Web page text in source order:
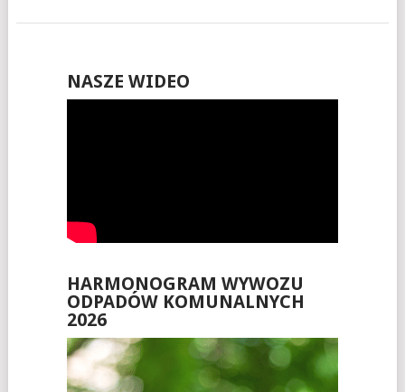
NASZE WIDEO
HARMONOGRAM WYWOZU
ODPADÓW KOMUNALNYCH
2026